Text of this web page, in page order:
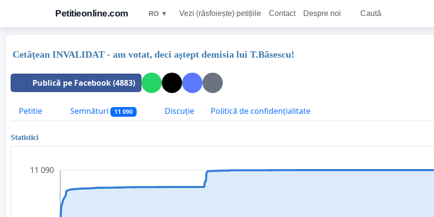
Petitieonline.com RO ▼ Vezi (răsfoiește) petițiile Contact Despre noi Caută
Cetăţean INVALIDAT - am votat, deci aştept demisia lui T.Băsescu!
Publică pe Facebook (4883)
Petitie Semnături 11 090 Discuție Politică de confidențialitate
Statistici
11 090